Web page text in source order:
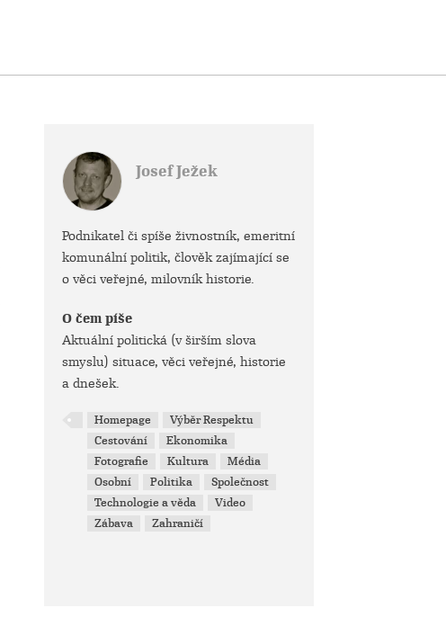
Josef Ježek
Podnikatel či spíše živnostník, emeritní
komunální politik, člověk zajímající se
o věci veřejné, milovník historie.
O čem píše
Aktuální politická (v širším slova
smyslu) situace, věci veřejné, historie
a dnešek.
Homepage
Výběr Respektu
Cestování
Ekonomika
Fotografie
Kultura
Média
Osobní
Politika
Společnost
Technologie a věda
Video
Zábava
Zahraničí